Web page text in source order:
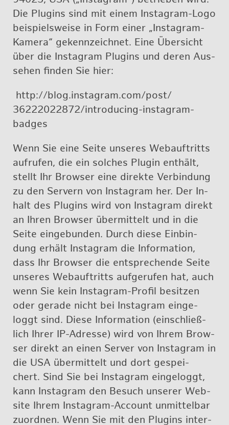
Die Plug­ins sind mit einem Ins­ta­gram-Logo
bei­spiels­wei­se in Form einer „Ins­ta­gram-
Ka­me­ra“ ge­kenn­zeich­net. Eine Über­sicht
über die Ins­ta­gram Plug­ins und deren Aus­
se­hen fin­den Sie hier:
http://​blog.​instagram.​com/​post/​
36222022872/​introducing-​instagram-​
badges
Wenn Sie eine Seite un­se­res Webauf­tritts
auf­ru­fen, die ein sol­ches Plu­gin ent­hält,
stellt Ihr Brow­ser eine di­rek­te Ver­bin­dung
zu den Ser­vern von Ins­ta­gram her. Der In­
halt des Plug­ins wird von Ins­ta­gram di­rekt
an Ihren Brow­ser über­mit­telt und in die
Seite ein­ge­bun­den. Durch diese Ein­bin­
dung er­hält Ins­ta­gram die In­for­ma­ti­on,
dass Ihr Brow­ser die ent­spre­chen­de Seite
un­se­res Webauf­tritts auf­ge­ru­fen hat, auch
wenn Sie kein Ins­ta­gram-Pro­fil be­sit­zen
oder ge­ra­de nicht bei Ins­ta­gram ein­ge­
loggt sind. Diese In­for­ma­ti­on (ein­schließ­
lich Ihrer IP-Adres­se) wird von Ihrem Brow­
ser di­rekt an einen Ser­ver von Ins­ta­gram in
die USA über­mit­telt und dort ge­spei­
chert. Sind Sie bei Ins­ta­gram ein­ge­loggt,
kann Ins­ta­gram den Be­such un­se­rer Web­
site Ihrem Ins­ta­gram-Ac­count un­mit­tel­bar
zu­ord­nen. Wenn Sie mit den Plug­ins in­ter­